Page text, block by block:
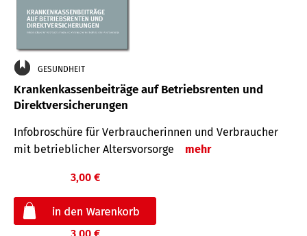
GESUNDHEIT
Krankenkassenbeiträge auf Betriebsrenten und
Direktversicherungen
Infobroschüre für Verbraucherinnen und Verbraucher
mit betrieblicher Altersvorsorge
mehr
3,00 €